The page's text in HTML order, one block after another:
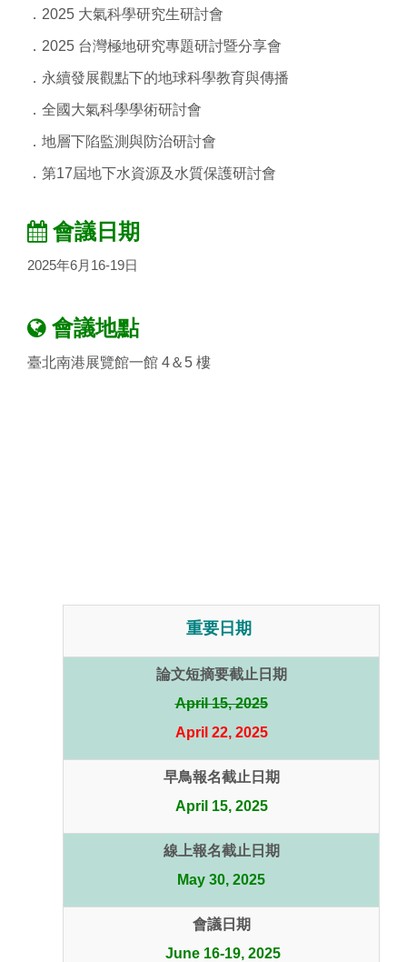
． 2025 大氣科學研究生研討會
．2025 台灣極地研究專題研討暨分享會
． 永續發展觀點下的地球科學教育與傳播
． 全國大氣科學學術研討會
． 地層下陷監測與防治研討會
． 第17屆地下水資源及水質保護研討會
會議日期
2025年6月16-19日
會議地點
臺北南港展覽館一館 4＆5 樓
重要日期
論文短摘要截止日期
April 15, 2025
April 22, 2025
早鳥報名截止日期
April 15, 2025
線上報名截止日期
May 30, 2025
會議日期
June 16-19, 2025